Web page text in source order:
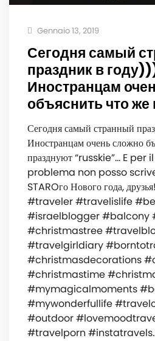
Gennaio 13, 2019
Сегодня самый
праздник в
Иностранцам
объяснить что же
Сегодня самый странный
Иностранцам очень сложно
празднуют “russkie”… E
problema non posso
STAROго Нового года,
#traveler #travelislife
#israelblogger #balcony
#christmastree
#travelgirldiary
#christmasdecorations
#christmastime
#mymagicalmoments
#mywonderfullife
#outdoor
#travelporn